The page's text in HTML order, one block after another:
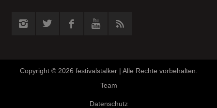
Copyright © 2026 festivalstalker | Alle Rechte vorbehalten.
Team
Datenschutz